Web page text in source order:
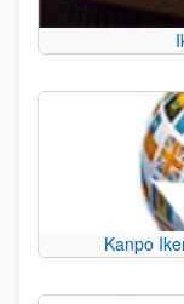
Kanpo